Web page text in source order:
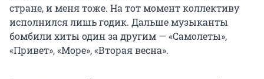
стране, и меня тоже. На тот момент коллективу
исполнился лишь годик. Дальше музыканты
бомбили хиты один за другим — «Самолеты»,
«Привет», «Море», «Вторая весна».